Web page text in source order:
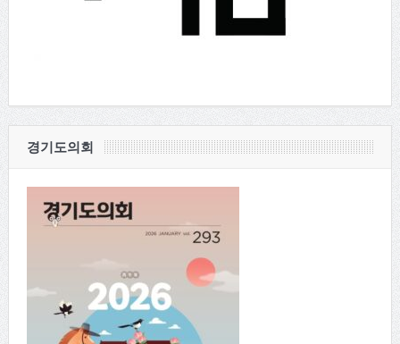
경기도의회